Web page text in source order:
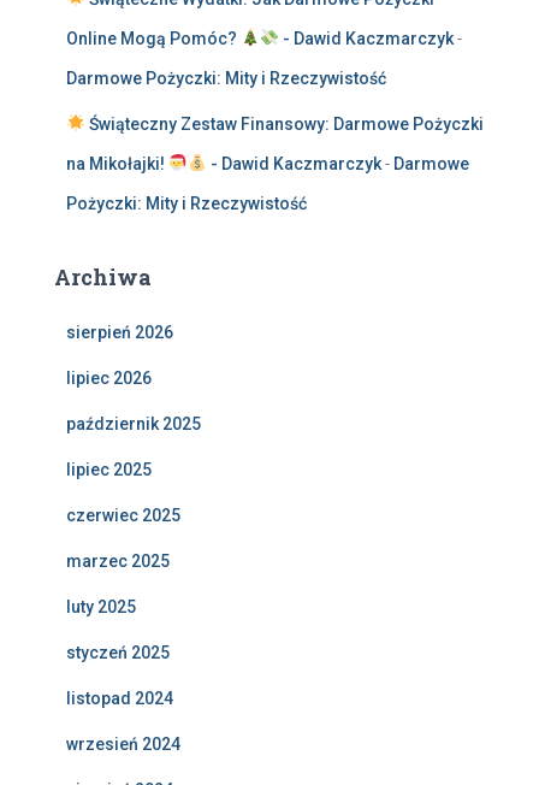
Online Mogą Pomóc? - Dawid Kaczmarczyk-
Darmowe Pożyczki: Mity i Rzeczywistość
Świąteczny Zestaw Finansowy: Darmowe Pożyczki
na Mikołajki! - Dawid Kaczmarczyk- Darmowe
Pożyczki: Mity i Rzeczywistość
Archiwa
sierpień 2026
lipiec 2026
październik 2025
lipiec 2025
czerwiec 2025
marzec 2025
luty 2025
styczeń 2025
listopad 2024
wrzesień 2024